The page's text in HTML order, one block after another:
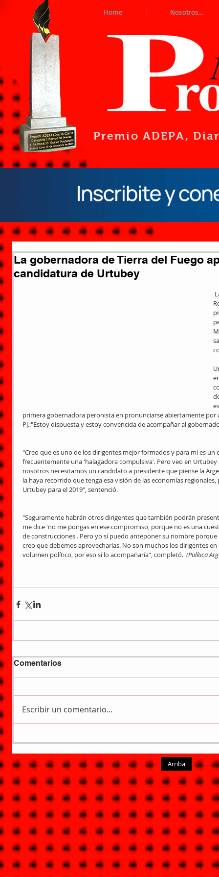
Home Nosotros...
Premio ADEPA,
La gobernadora de Tierra del Fuego
candidatura de Urtubey
primera gobernadora peronista en pronunciarse abiertamente
PJ.:"Estoy dispuesta y estoy convencida de acompañar al
"Creo que es uno de los dirigentes mejor formados y para mi es
frecuentemente una 'halagadora compulsiva'. Pero veo en
nosotros necesitamos un candidato a presidente que piense la
la haya recorrido que tenga esa visión de las economías
Urtubey para el 2019", sentenció.
"Seguramente habrán otros dirigentes que también podrán
me dice 'no me pongas en ese compromiso, porque no es una
de construcciones'. Pero yo sí puedo anteponer su nombre
creo que debemos aprovecharlas. No son muchos los dirigentes
volumen político, por eso sí lo acompañaría", completó. (Política
Comentarios
Escribir un comentario...
Arriba